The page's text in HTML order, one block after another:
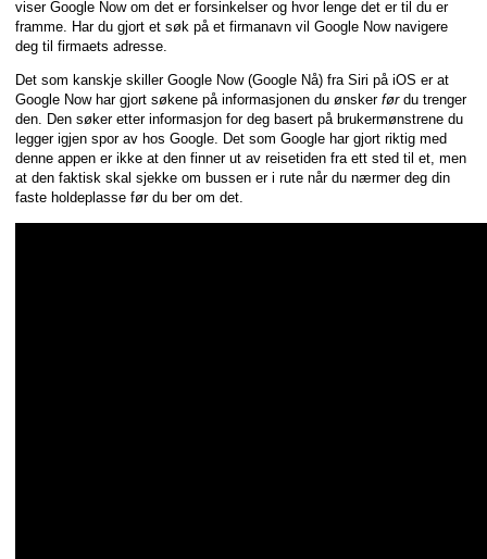
viser Google Now om det er forsinkelser og hvor lenge det er til du er
framme. Har du gjort et søk på et firmanavn vil Google Now navigere
deg til firmaets adresse.
Det som kanskje skiller Google Now (Google Nå) fra Siri på iOS er at
Google Now har gjort søkene på informasjonen du ønskerførdu trenger
den. Den søker etter informasjon for deg basert på brukermønstrene du
legger igjen spor av hos Google. Det som Google har gjort riktig med
denne appen er ikke at den finner ut av reisetiden fra ett sted til et, men
at den faktisk skal sjekke om bussen er i rute når du nærmer deg din
faste holdeplasse før du ber om det.